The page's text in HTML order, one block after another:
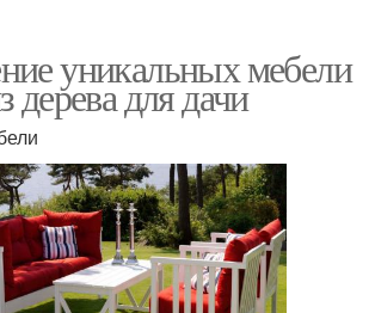
уникальных мебели
дерева для дачи